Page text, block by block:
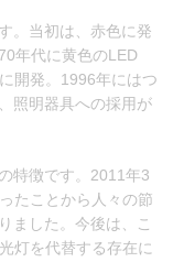
。当初は、赤色に発
年代に黄色のLED
開発。1996年にはつ
照明器具への採用が
特徴です。2011年3
たことから人々の節
ました。今後は、こ
灯を代替する存在に